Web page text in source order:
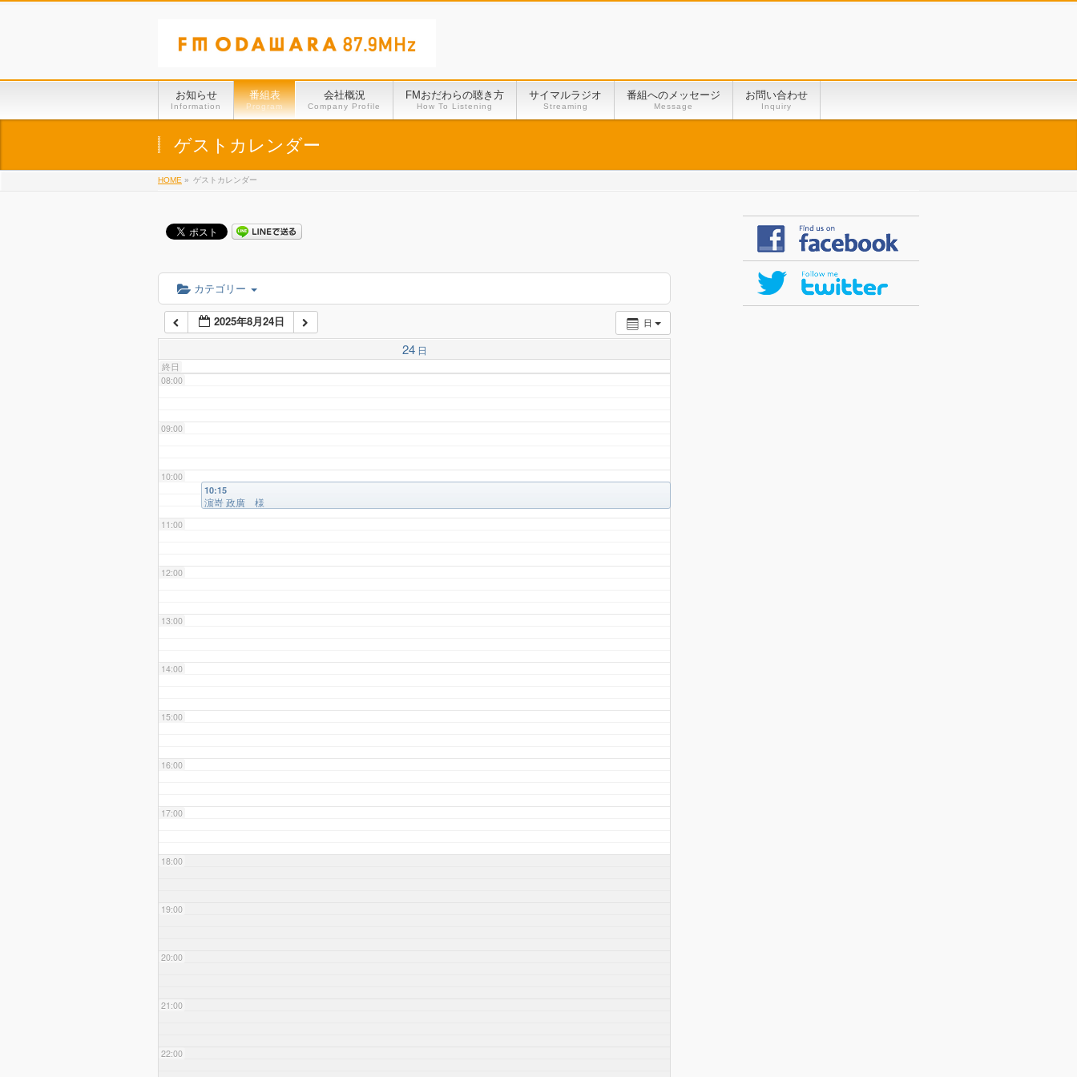
お知らせ
Information
番組表
Program
会社概況
Company Profile
FMおだわらの聴き方
How To Listening
サイマルラジオ
Streaming
番組へのメッセージ
Message
お問い合わせ
Inquiry
ゲストカレンダー
HOME » ゲストカレンダー
カテゴリー
日
2025年8月24日
24 日
終日
01:00
02:00
03:00
04:00
05:00
06:00
07:00
08:00
09:00
10:00
11:00
12:00
13:00
14:00
15:00
16:00
17:00
18:00
19:00
20:00
21:00
22:00
10:15
濵嵜 政廣 様